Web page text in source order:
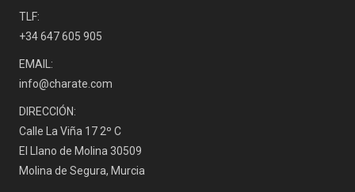
TLF:
+34 647 605 905
EMAIL:
info@charate.com
DIRECCIÓN:
Calle La Viña 17 2º C
El Llano de Molina 30509
Molina de Segura, Murcia